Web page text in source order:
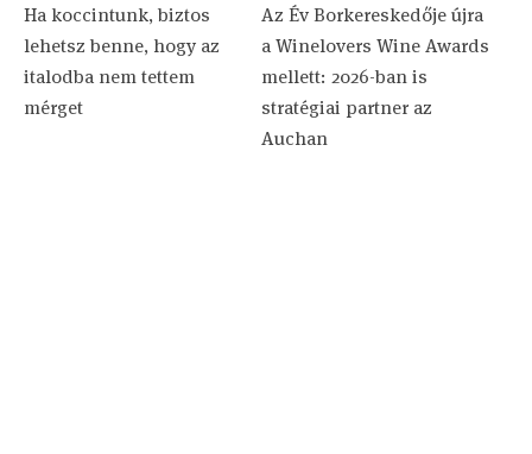
Ha koccintunk, biztos
lehetsz benne, hogy az
italodba nem tettem
mérget
Az Év Borkereskedője újra
a Winelovers Wine Awards
mellett: 2026-ban is
stratégiai partner az
Auchan